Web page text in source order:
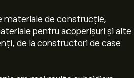
materiale de construcție,
pentru acoperișuri și alte
de la constructori de case